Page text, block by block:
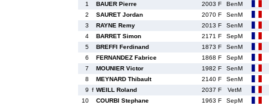
1
BAUER Pierre 2003 F
BenM
2
SAURET Jordan 2070 F
SenM
3
RAYNE Remy 2013 F
SenM
4
BARRET Simon 2171 F
SepM
5
BREFFI Ferdinand 1873 F
SenM
6
FERNANDEZ Fabrice 1868 F
SepM
7
MOUNIER Victor 1982 F
SenM
8
MEYNARD Thibault 2140 F
SenM
9 f WEILL Roland 2037 F
VetM
10
COURBI Stephane 1963 F
SepM